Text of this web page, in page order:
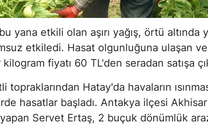
yana etkili olan aşırı yağış, örtü altında
etkiledi. Hasat olgunluğuna ulaşan
fiyatı 60 TL'den seradan satışa
Hatay'da havaların
hasatlar başladı. Antakya ilçesi Akhisar
Servet Ertaş, 2 buçuk dönümlük